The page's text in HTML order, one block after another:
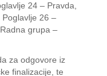
24 – Pravda,
26 –
grupa –
za odgovore iz
finalizacije, te